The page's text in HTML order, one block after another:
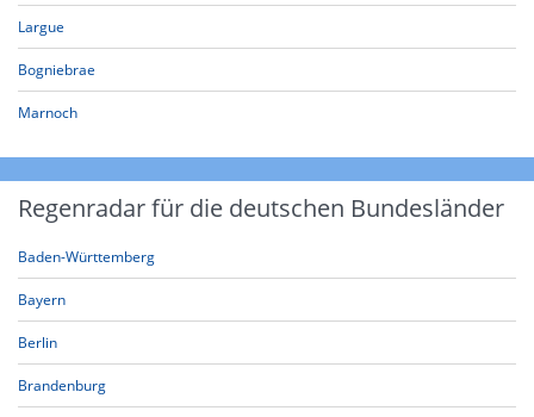
Largue
Bogniebrae
Marnoch
Regenradar für die deutschen Bundesländer
Baden-Württemberg
Bayern
Berlin
Brandenburg